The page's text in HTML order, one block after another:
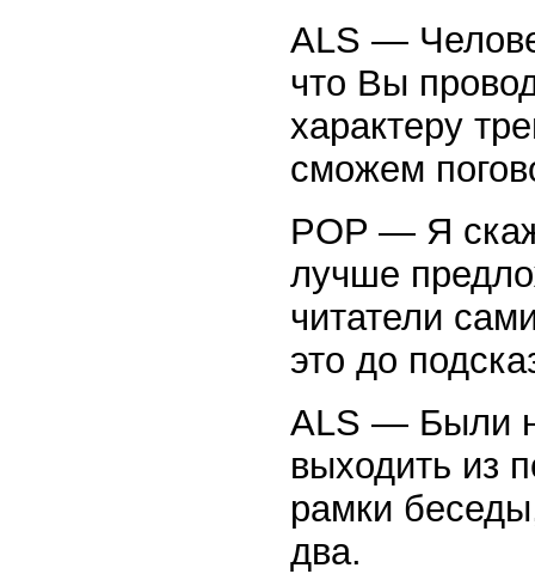
ALS —
что Вы
характеру
сможем
POP — Я
лучше
читатели
это до
ALS — Были
выходить из
рамки
два.